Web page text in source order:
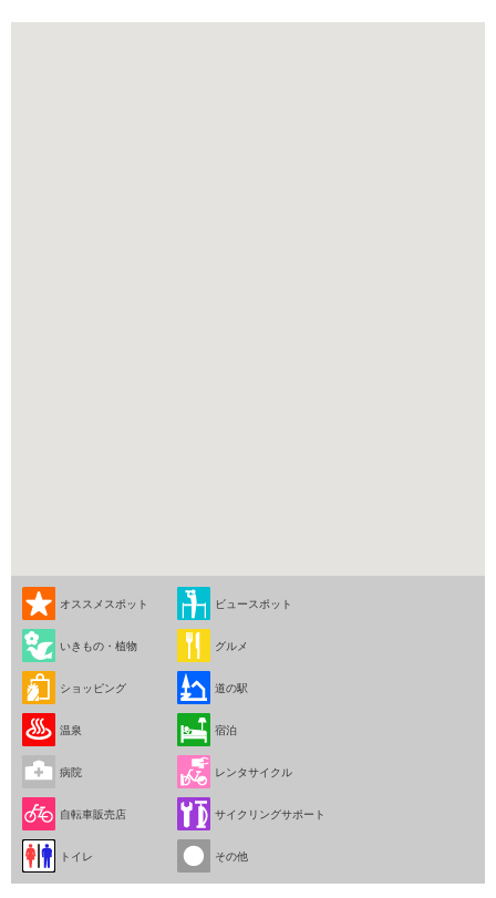
オススメスポット ビュースポット
いきもの・植物 グルメ
ショッピング 道の駅
温泉 宿泊
病院 レンタサイクル
自転車販売店 サイクリングサポート
トイレ その他